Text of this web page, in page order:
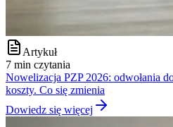
Artykuł
7 min czytania
Nowelizacja PZP 2026: odwołania
koszty. Co się zmienia
Dowiedz się więcej